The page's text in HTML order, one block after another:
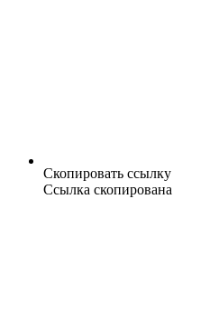
Скопировать ссылку
Ссылка скопирована